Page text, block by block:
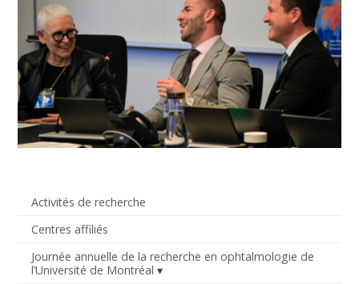
Activités de recherche
Centres affiliés
Journée annuelle de la recherche en ophtalmologie de
l’Université de Montréal